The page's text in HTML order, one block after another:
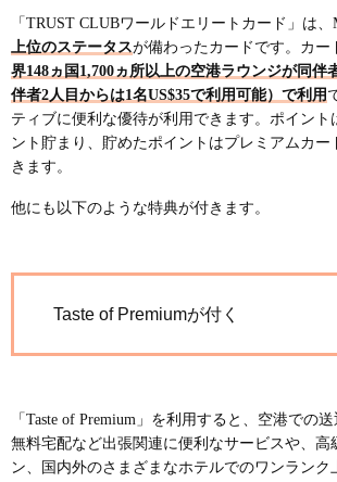
「TRUST CLUBワールドエリートカード」は、
上位のステータスが備わったカードです。カー
界148ヵ国1,700ヵ所以上の空港ラウンジが同伴
伴者2人目からは1名US$35で利用可能）で利用
ティブに便利な優待が利用できます。ポイント
ント貯まり、貯めたポイントはプレミアムカー
きます。
他にも以下のような特典が付きます。
Taste of Premiumが付く
「Taste of Premium」を利用すると、空港での
無料宅配など出張関連に便利なサービスや、高
ン、国内外のさまざまなホテルでのワンランク